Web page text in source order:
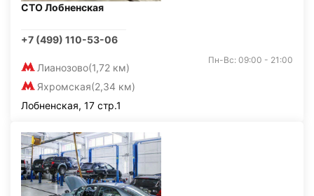
СТО Лобненская
+7 (499) 110-53-06
Лианозово(1,72 км)
Яхромская(2,34 км)
Пн-Вс: 09:00 - 21:00
Лобненская, 17 стр.1